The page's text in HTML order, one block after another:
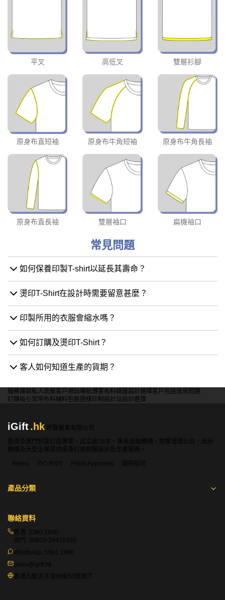
平叉 高低叉 雙層衫腳
原身布直短袖 原身布牛角短袖 原身布牛角長袖
原身布直長袖 雙層袖口 扁機袖口
常見問題
如何保養印製T-shirt以延長其壽命？
燙印T-Shirt在設計時需要留意甚麼？
印製所用的衣服會縮水嗎？
如何訂購及燙印T-Shirt？
客人如何知道生產的貨期？
服務條款私人政策客戶 網站導航博客布料總匯設計選擇客戶包括常見問題
訂購指引 常用布料輔料包裝 圖樣印制 設計站設計選擇
iGift.hk
軒龍實業有限公司
香港及澳門制服訂造專家，成立逾18年，專為金融機構、物業管理公司、政府
機構及大型企業提供度身訂造制服設計及生產服務。
Sedex
ISO 9001 FAMA Approved 政府認可
產品分類
聯絡資料
香港: 2360 1900
澳門: 00853-28410350
WhatsApp: 5661 1880
sales@igift.hk
香港九龍太子汝州街50號地下